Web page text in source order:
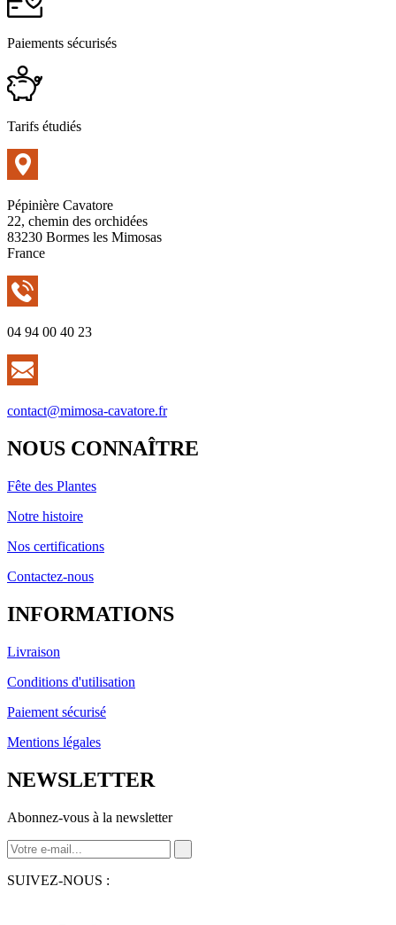
Paiements sécurisés
Tarifs étudiés
Pépinière Cavatore
22, chemin des orchidées
83230 Bormes les Mimosas
France
04 94 00 40 23
contact@mimosa-cavatore.fr
NOUS CONNAÎTRE
Fête des Plantes
Notre histoire
Nos certifications
Contactez-nous
INFORMATIONS
Livraison
Conditions d'utilisation
Paiement sécurisé
Mentions légales
NEWSLETTER
Abonnez-vous à la newsletter
SUIVEZ-NOUS :